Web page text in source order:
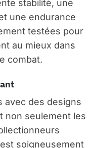
stabilité, une
une endurance
testées pour
au mieux dans
combat.
avec des designs
non seulement les
soigneusement